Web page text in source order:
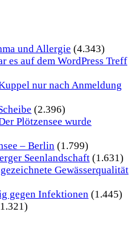
und Allergie (4.343)
es auf dem WordPress Treff
nur nach Anmeldung
(2.396)
Plötzensee wurde
– Berlin (1.799)
Seenlandschaft (1.631)
Gewässerqualität
gegen Infektionen (1.445)